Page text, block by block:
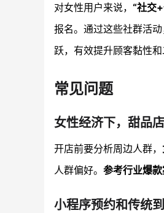
对女性用户来说， “社交
报名。通过这些社群活动
跃，有效提升顾客黏性和
常见问题
女性经济下，甜品
开店前要分析周边人群，
人群偏好。 参考行业爆款
小程序预约和传统